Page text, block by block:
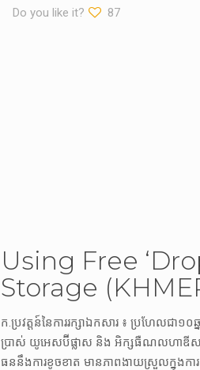
Do you like it? 87
Using Free
Storage
ក.ប្រវត្តន៍នៃការរក្សាឯកសារ ៖ ប្រហែលជា
ប្រាស់ យូអេសប៊ីផ្លាស និង អិក្សធឺណលហាឌីស ដោ
ធននឹងការខូចខាត មានភាពងាយស្រួលក្នុងក